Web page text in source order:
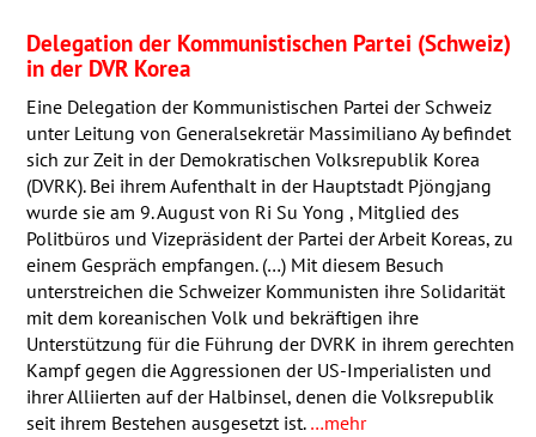
Delegation der Kommunistischen Partei (Schweiz)
in der DVRKorea
Eine Delegation der Kommunistischen Partei der Schweiz
unter Leitung von Generalsekretär Massimiliano Ay befindet
sich zur Zeit in der Demokratischen Volksrepublik Korea
(DVRK). Bei ihrem Aufenthalt in der Hauptstadt Pjöngjang
wurde sie am 9. August von Ri Su Yong , Mitglied des
Politbüros und Vizepräsident der Partei der Arbeit Koreas, zu
einem Gespräch empfangen. (…) Mit diesem Besuch
unterstreichen die Schweizer Kommunisten ihre Solidarität
mit dem koreanischen Volk und bekräftigen ihre
Unterstützung für die Führung der DVRK in ihrem gerechten
Kampf gegen die Aggressionen der US-Imperialisten und
ihrer Alliierten auf der Halbinsel, denen die Volksrepublik
seit ihrem Bestehen ausgesetzt ist. …mehr